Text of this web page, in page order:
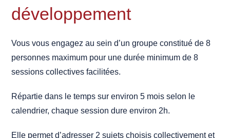
développement
Vous vous engagez au sein d’un groupe constitué de 8
personnes maximum pour une durée minimum de 8
sessions collectives facilitées.
Répartie dans le temps sur environ 5 mois selon le
calendrier, chaque session dure environ 2h.
Elle permet d’adresser 2 sujets choisis collectivement et